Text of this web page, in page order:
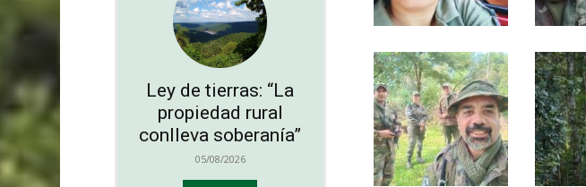
Ley de tierras: “La
propiedad rural
conlleva soberanía”
05/08/2026